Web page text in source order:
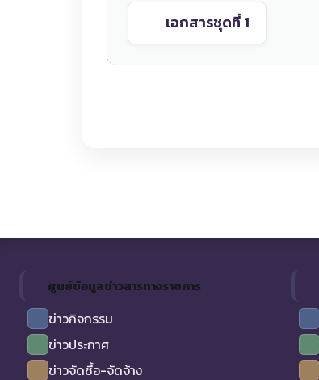
เอกสารชุดที่ 1
ศูนย์ข้อมูลข่าวสารทางราชการ
ข่าวกิจกรรม
ข่าวประกาศ
ข่าวจัดซื้อ-จัดจ้าง